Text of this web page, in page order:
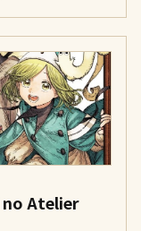
baru ini
di TV Asahi.
no Atelier